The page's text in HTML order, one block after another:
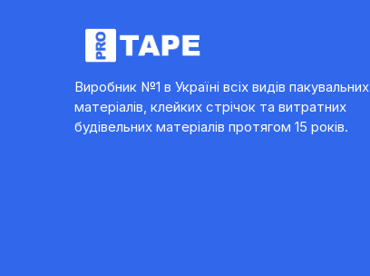
Виробник №1 в Україні всіх видів пакувальних
матеріалів, клейких стрічок та витратних
будівельних матеріалів протягом 15 років.